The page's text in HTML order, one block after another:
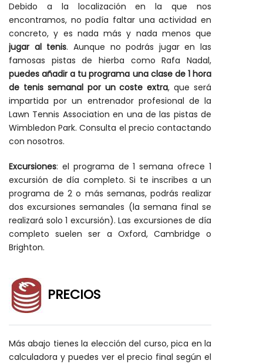
Debido a la localización en la que nos
encontramos, no podía faltar una actividad en
concreto, y es nada más y nada menos que
jugar al tenis. Aunque no podrás jugar en las
famosas pistas de hierba como Rafa Nadal,
puedes añadir a tu programa una clase de 1 hora
de tenis semanal por un coste extra, que será
impartida por un entrenador profesional de la
Lawn Tennis Association en una de las pistas de
Wimbledon Park. Consulta el precio contactando
con nosotros.
Excursiones: el programa de 1 semana ofrece 1
excursión de día completo. Si te inscribes a un
programa de 2 o más semanas, podrás realizar
dos excursiones semanales (la semana final se
realizará solo 1 excursión). Las excursiones de día
completo suelen ser a Oxford, Cambridge o
Brighton.
PRECIOS
Más abajo tienes la elección del curso, pica en la
calculadora y puedes ver el precio final según el